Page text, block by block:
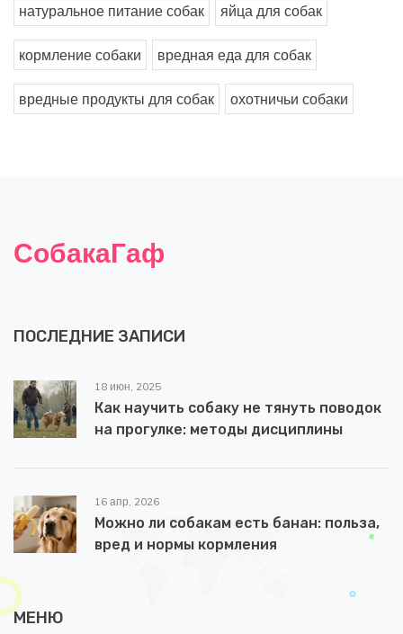
натуральное питание собак яйца для собак
кормление собаки вредная еда для собак
вредные продукты для собак охотничьи собаки
СобакаГаф
ПОСЛЕДНИЕ ЗАПИСИ
18 июн, 2025
Как научить собаку не тянуть поводок
на прогулке: методы дисциплины
16 апр, 2026
Можно ли собакам есть банан: польза,
вред и нормы кормления
МЕНЮ